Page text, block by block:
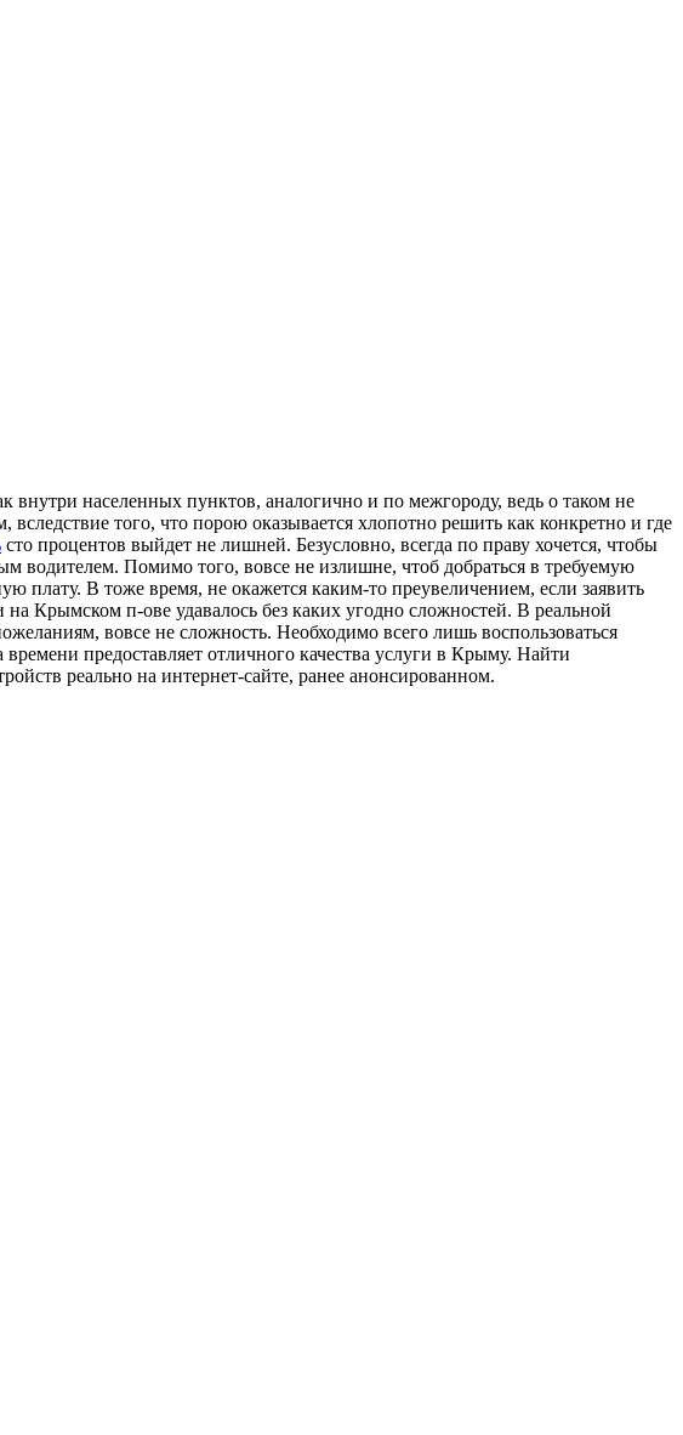
внутри населенных пунктов, аналогично и по межгороду, ведь о таком не
того, что порою оказывается хлопотно решить как конкретно и где
сто процентов выйдет не лишней. Безусловно, всегда по праву хочется, чтобы
Помимо того, вовсе не излишне, чтоб добраться в требуемую
плату. В тоже время, не окажется каким-то преувеличением, если заявить
Крымском п-ове удавалось без каких угодно сложностей. В реальной
вовсе не сложность. Необходимо всего лишь воспользоваться
предоставляет отличного качества услуги в Крыму. Найти
реально на интернет-сайте, ранее анонсированном.